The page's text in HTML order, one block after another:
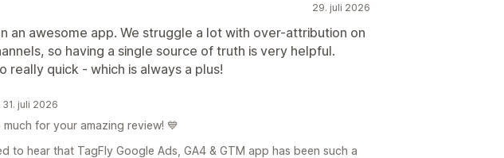
29. juli 2026
an awesome app. We struggle a lot with over-attribution on
so having a single source of truth is very helpful.
really quick - which is always a plus!
juli 2026
for your amazing review! 💙
to hear that TagFly Google Ads, GA4 & GTM app has been such a